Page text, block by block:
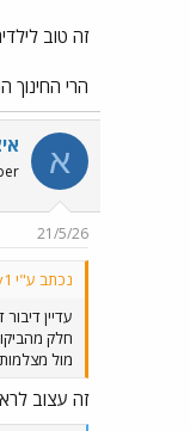
זה טוב
הרי החינוך
א
21/5/26
נכתב ע"י evglev1:
עדיין
חלק
מול
זה עצוב